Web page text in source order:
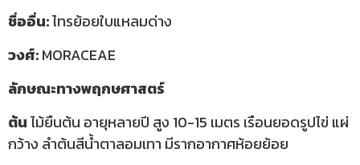
ชื่ออื่น:ไทรย้อยใบแหลมด่าง
วงศ์:MORACEAE
ลักษณะทางพฤกษศาสตร์
ต้นไม้ยืนต้น อายุหลายปี สูง 10-15 เมตร เรือนยอดรูปไข่ แผ่
กว้าง ลำต้นสีน้ำตาลอมเทา มีรากอากาศห้อยย้อย